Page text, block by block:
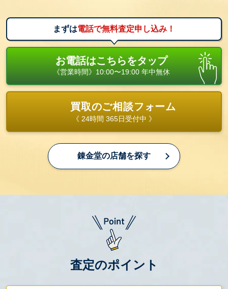
まずは電話で無料査定申し込み！
お電話はこちらをタップ
《営業時間》10:00〜19:00 年中無休
買取のご相談フォーム
《 24時間 365日受付中 》
錬金堂の店舗を探す
査定のポイント